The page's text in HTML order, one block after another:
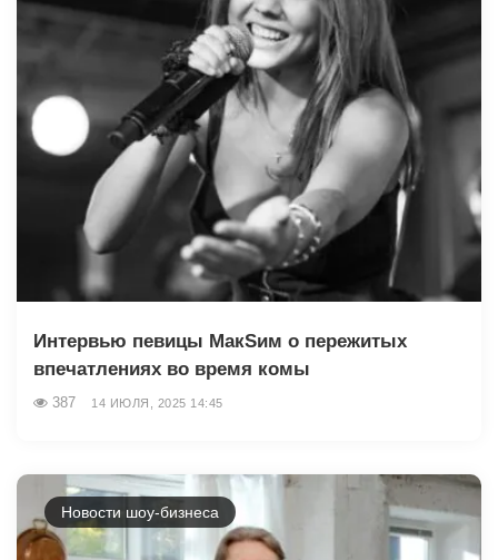
Интервью певицы МакSим о пережитых
впечатлениях во время комы
387 14 ИЮЛЯ, 2025 14:45
Новости шоу-бизнеса